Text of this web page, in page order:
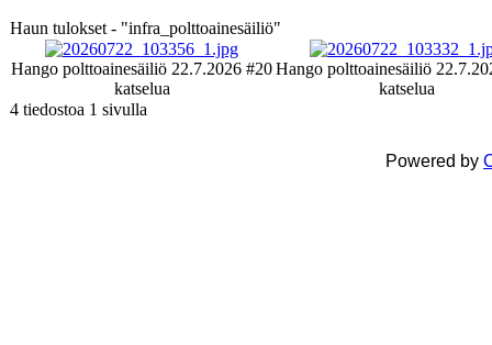
Haun tulokset - "infra_polttoainesäiliö"
Hango polttoainesäiliö 22.7.2026 #20
katselua
Hango polttoainesäiliö
katselua
4 tiedostoa 1 sivulla
Powered by